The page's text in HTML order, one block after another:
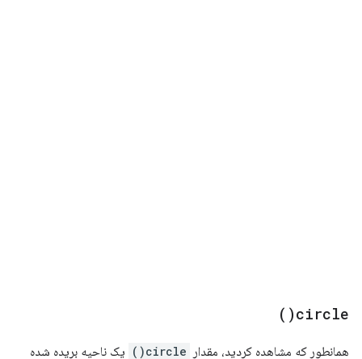
circle(
)
همانطور که مشاهده کردید، مقدار circle()
یک ناحیه بریده شده